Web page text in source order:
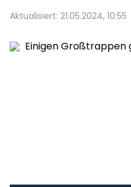
Aktualisiert: 21.05.2024, 10:55